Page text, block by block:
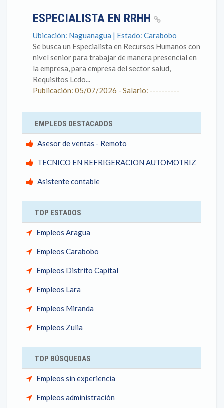
ESPECIALISTA EN RRHH
Ubicación: Naguanagua | Estado: Carabobo
Se busca un Especialista en Recursos Humanos con
nivel senior para trabajar de manera presencial en
la empresa, para empresa del sector salud,
Requisitos Lcdo...
Publicación: 05/07/2026 - Salario: ----------
EMPLEOS DESTACADOS
Asesor de ventas - Remoto
TECNICO EN REFRIGERACION AUTOMOTRIZ
Asistente contable
TOP ESTADOS
Empleos Aragua
Empleos Carabobo
Empleos Distrito Capital
Empleos Lara
Empleos Miranda
Empleos Zulia
TOP BÚSQUEDAS
Empleos sin experiencia
Empleos administración